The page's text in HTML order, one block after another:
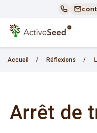
Accueil / Réflexions /
Arrêt de